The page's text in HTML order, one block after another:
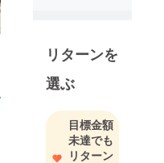
が知恵を持
ち寄り完成
したこの場
所から、地
域にある資
源を生かし
リターンを
選ぶ
目標金額
未達でも
リターン